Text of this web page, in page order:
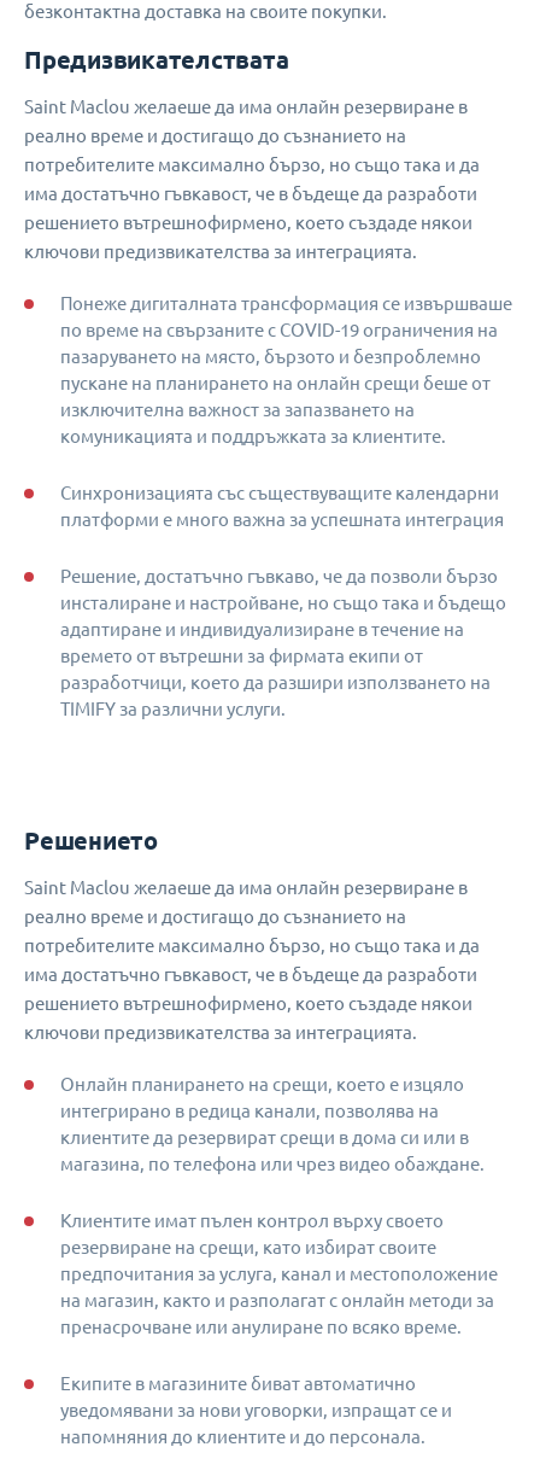
безконтактна доставка на своите покупки.
Предизвикателствата
Saint Maclou желаеше да има онлайн резервиране в
реално време и достигащо до съзнанието на
потребителите максимално бързо, но също така и да
има достатъчно гъвкавост, че в бъдеще да разработи
решението вътрешнофирмено, което създаде някои
ключови предизвикателства за интеграцията.
Понеже дигиталната трансформация се извършваше
по време на свързаните с COVID-19 ограничения на
пазаруването на място, бързото и безпроблемно
пускане на планирането на онлайн срещи беше от
изключителна важност за запазването на
комуникацията и поддръжката за клиентите.
Синхронизацията със съществуващите календарни
платформи е много важна за успешната интеграция
Решение, достатъчно гъвкаво, че да позволи бързо
инсталиране и настройване, но също така и бъдещо
адаптиране и индивидуализиране в течение на
времето от вътрешни за фирмата екипи от
разработчици, което да разшири използването на
TIMIFY за различни услуги.
Решението
Saint Maclou желаеше да има онлайн резервиране в
реално време и достигащо до съзнанието на
потребителите максимално бързо, но също така и да
има достатъчно гъвкавост, че в бъдеще да разработи
решението вътрешнофирмено, което създаде някои
ключови предизвикателства за интеграцията.
Онлайн планирането на срещи, което е изцяло
интегрирано в редица канали, позволява на
клиентите да резервират срещи в дома си или в
магазина, по телефона или чрез видео обаждане.
Клиентите имат пълен контрол върху своето
резервиране на срещи, като избират своите
предпочитания за услуга, канал и местоположение
на магазин, както и разполагат с онлайн методи за
пренасрочване или анулиране по всяко време.
Екипите в магазините биват автоматично
уведомявани за нови уговорки, изпращат се и
напомняния до клиентите и до персонала.